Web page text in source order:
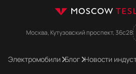
Москва, Кутузовский проспект, 36с28
Электромобили Блог Новости